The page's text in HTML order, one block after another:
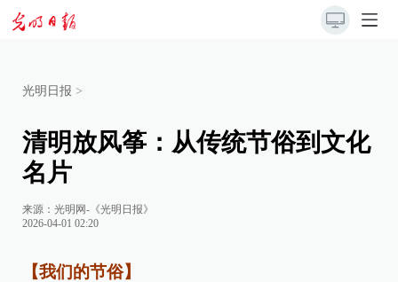
光明日报 >
清明放风筝：从传统节俗到文化
名片
来源： 光明网-《光明日报》
2026-04-01 02:20
【我们的节俗】